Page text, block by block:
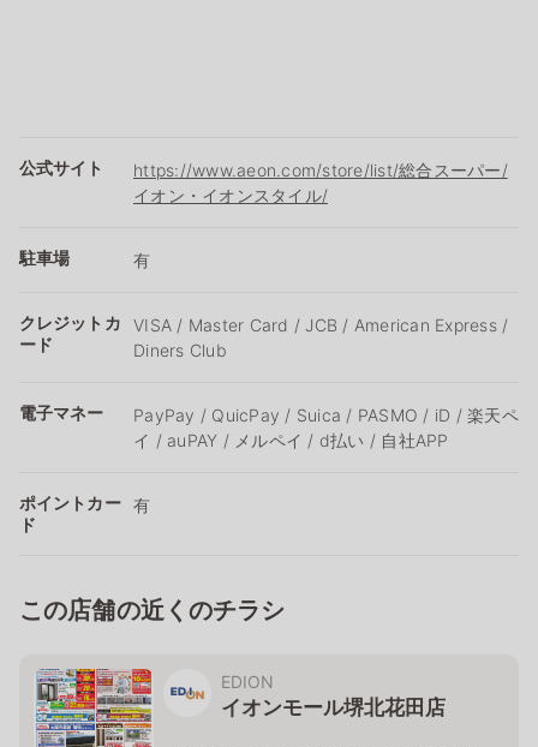
公式サイト
https://www.aeon.com/store/list/総合スーパー/
イオン・イオンスタイル/
駐車場 有
クレジットカ
ード
VISA / Master Card / JCB / American Express /
Diners Club
電子マネー
PayPay / QuicPay / Suica / PASMO / iD / 楽天ペ
イ / auPAY / メルペイ / d払い / 自社APP
ポイントカー
ド
有
この店舗の近くのチラシ
EDION
イオンモール堺北花田店